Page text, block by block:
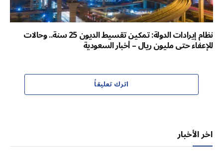
نظام إيرادات الدولة: تمكين تقسيط الديون 25 سنة.. وحالات
للإعفاء حتى مليون ريال – أخبار السعودية
اترك تعليقاً
اخر الأخبار